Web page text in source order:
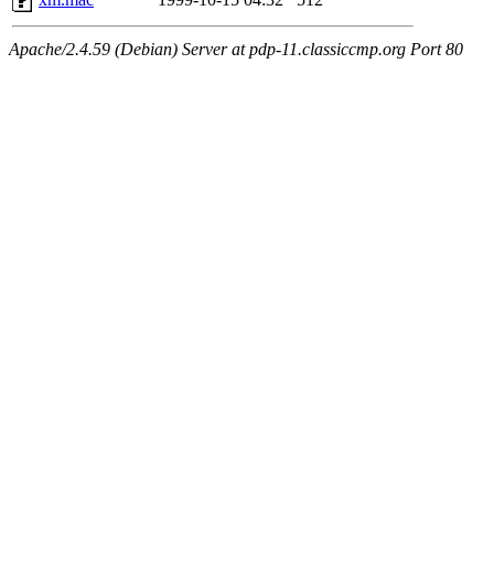
Apache/2.4.59 (Debian) Server at pdp-11.classiccmp.org Port 80